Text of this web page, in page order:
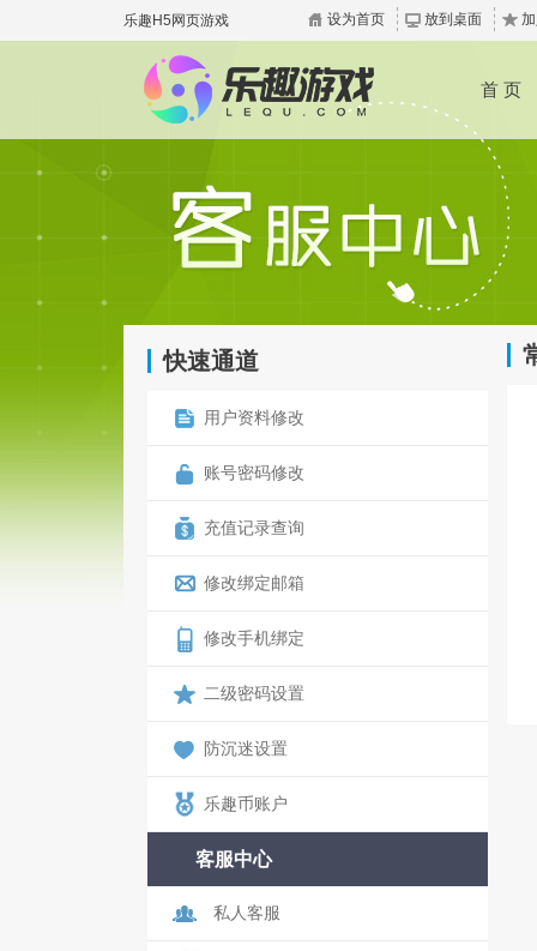
乐趣H5网页游戏 设为首页 放到桌面
首 页
快速通道
用户资料修改
账号密码修改
充值记录查询
修改绑定邮箱
修改手机绑定
二级密码设置
防沉迷设置
乐趣币账户
客服中心
私人客服